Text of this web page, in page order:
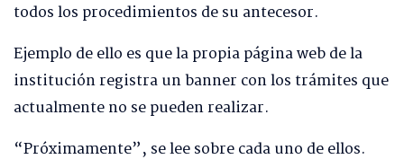
todos los procedimientos de su antecesor.
Ejemplo de ello es que la propia página web de la
institución registra un banner con los trámites que
actualmente no se pueden realizar.
“Próximamente”, se lee sobre cada uno de ellos.